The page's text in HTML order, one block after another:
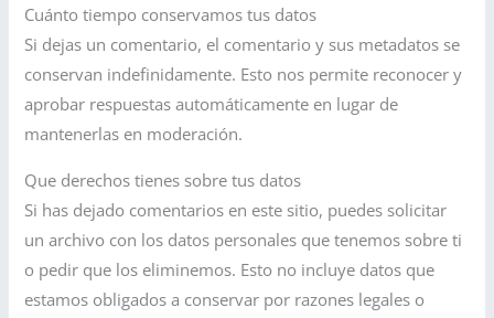
Cuánto tiempo conservamos tus datos
Si dejas un comentario, el comentario y sus metadatos se
conservan indefinidamente. Esto nos permite reconocer y
aprobar respuestas automáticamente en lugar de
mantenerlas en moderación.
Que derechos tienes sobre tus datos
Si has dejado comentarios en este sitio, puedes solicitar
un archivo con los datos personales que tenemos sobre ti
o pedir que los eliminemos. Esto no incluye datos que
estamos obligados a conservar por razones legales o